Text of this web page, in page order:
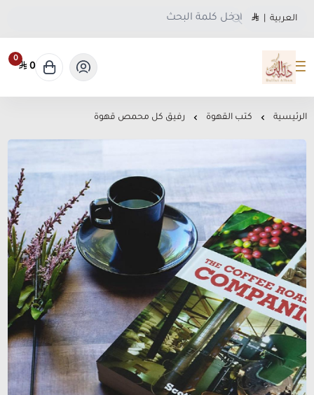
العربية
متجر دلة البن
0
0
الرئيسية كتب القهوة رفيق كل محمص قهوة